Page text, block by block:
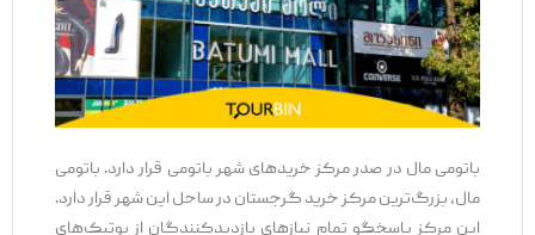
باتومی مال در صدر مرکز خریدهای شهر باتومی قرار دارد. باتومی
مال، بزرگ‌ترین مرکز خرید گرجستان در ساحل این شهر قرار دارد.
این مرکز پاسخگو تمام نیازهای بازدیدکنندگان از بوتیک‌های